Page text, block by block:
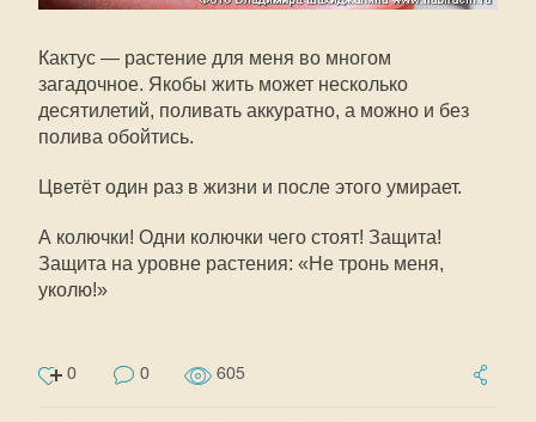
Кактус — растение для меня во многом
загадочное. Якобы жить может несколько
десятилетий, поливать аккуратно, а можно и без
полива обойтись.
Цветёт один раз в жизни и после этого умирает.
А колючки! Одни колючки чего стоят! Защита!
Защита на уровне растения: «Не тронь меня,
уколю!»
0 0 605